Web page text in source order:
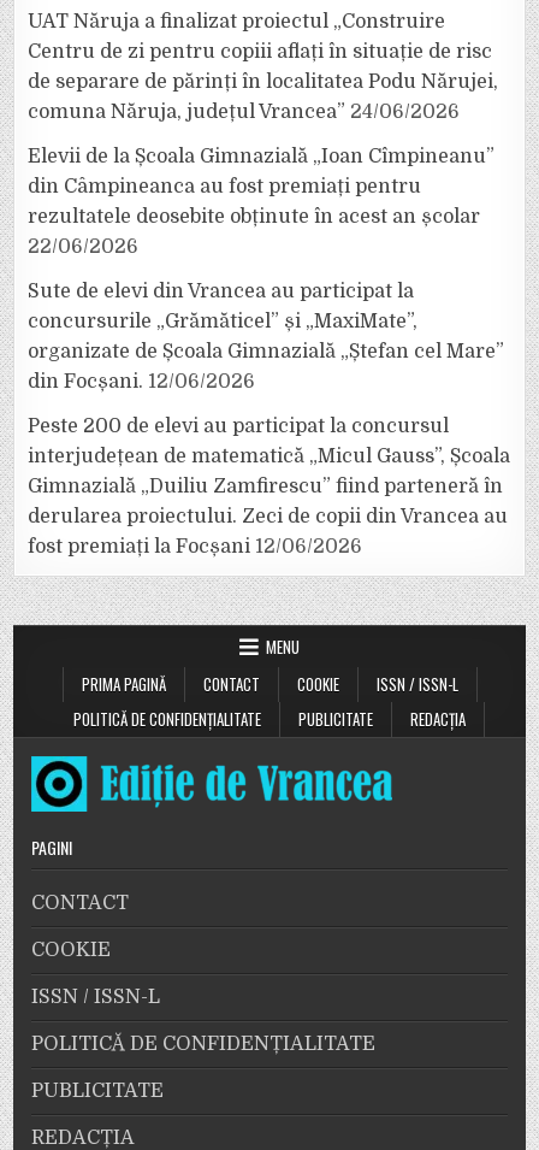
UAT Năruja a finalizat proiectul „Construire
Centru de zi pentru copiii aflați în situație de risc
de separare de părinți în localitatea Podu Nărujei,
comuna Năruja, județul Vrancea” 24/06/2026
Elevii de la Școala Gimnazială „Ioan Cîmpineanu”
din Câmpineanca au fost premiați pentru
rezultatele deosebite obținute în acest an școlar
22/06/2026
Sute de elevi din Vrancea au participat la
concursurile „Grămăticel” și „MaxiMate”,
organizate de Școala Gimnazială „Ștefan cel Mare”
din Focșani. 12/06/2026
Peste 200 de elevi au participat la concursul
interjudețean de matematică „Micul Gauss”, Școala
Gimnazială „Duiliu Zamfirescu” fiind parteneră în
derularea proiectului. Zeci de copii din Vrancea au
fost premiați la Focșani 12/06/2026
MENU
PRIMA PAGINĂ
CONTACT COOKIE
ISSN / ISSN-L
POLITICĂ DE CONFIDENȚIALITATE
PUBLICITATE REDACȚIA
PAGINI
CONTACT
COOKIE
ISSN / ISSN-L
POLITICĂ DE CONFIDENȚIALITATE
PUBLICITATE
REDACȚIA